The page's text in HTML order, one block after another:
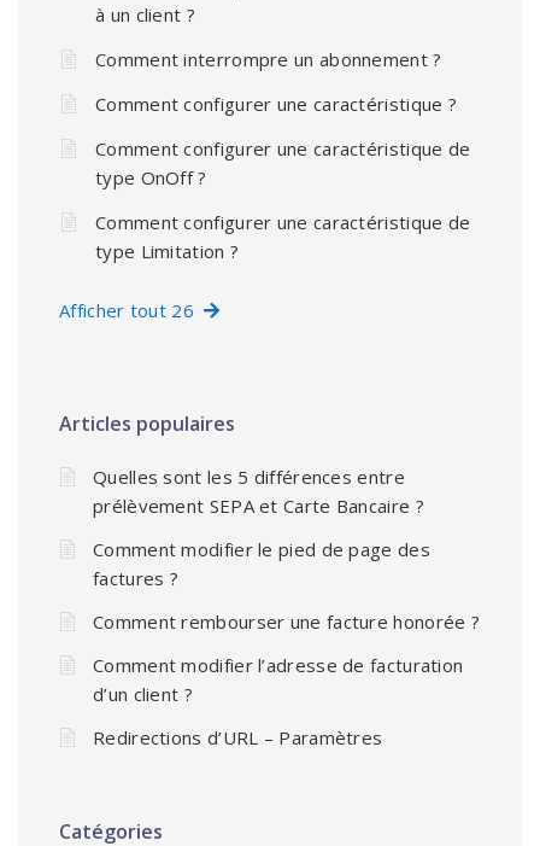
à un client ?
Comment interrompre un abonnement ?
Comment configurer une caractéristique ?
Comment configurer une caractéristique de
type OnOff ?
Comment configurer une caractéristique de
type Limitation ?
Afficher tout 26
Articles populaires
Quelles sont les 5 différences entre
prélèvement SEPA et Carte Bancaire ?
Comment modifier le pied de page des
factures ?
Comment rembourser une facture honorée ?
Comment modifier l’adresse de facturation
d’un client ?
Redirections d’URL – Paramètres
Catégories